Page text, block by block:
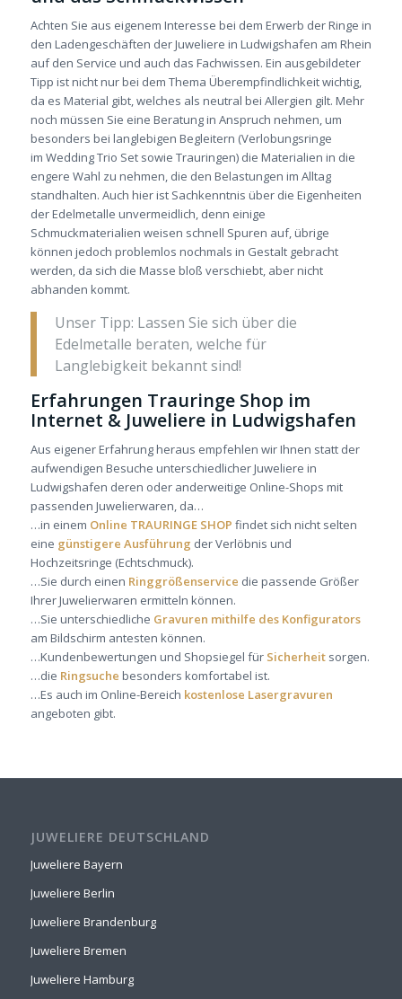
Achten Sie aus eigenem Interesse bei dem Erwerb der Ringe in
den Ladengeschäften der Juweliere in Ludwigshafen am Rhein
auf den Service und auch das Fachwissen. Ein ausgebildeter
Tipp ist nicht nur bei dem Thema Überempfindlichkeit wichtig,
da es Material gibt, welches als neutral bei Allergien gilt. Mehr
noch müssen Sie eine Beratung in Anspruch nehmen, um
besonders bei langlebigen Begleitern (Verlobungsringe
im Wedding Trio Set sowie Trauringen) die Materialien in die
engere Wahl zu nehmen, die den Belastungen im Alltag
standhalten. Auch hier ist Sachkenntnis über die Eigenheiten
der Edelmetalle unvermeidlich, denn einige
Schmuckmaterialien weisen schnell Spuren auf, übrige
können jedoch problemlos nochmals in Gestalt gebracht
werden, da sich die Masse bloß verschiebt, aber nicht
abhanden kommt.
Unser Tipp: Lassen Sie sich über die
Edelmetalle beraten, welche für
Langlebigkeit bekannt sind!
Erfahrungen Trauringe Shop im
Internet & Juweliere in Ludwigshafen
Aus eigener Erfahrung heraus empfehlen wir Ihnen statt der
aufwendigen Besuche unterschiedlicher Juweliere in
Ludwigshafen deren oder anderweitige Online-Shops mit
passenden Juwelierwaren, da…
…in einem Online TRAURINGE SHOP findet sich nicht selten
eine günstigere Ausführung der Verlöbnis und
Hochzeitsringe (Echtschmuck).
…Sie durch einen Ringgrößenservice die passende Größer
Ihrer Juwelierwaren ermitteln können.
…Sie unterschiedliche Gravuren mithilfe des Konfigurators
am Bildschirm antesten können.
…Kundenbewertungen und Shopsiegel für Sicherheitsorgen.
…die Ringsuche besonders komfortabel ist.
…Es auch im Online-Bereich kostenlose Lasergravuren
angeboten gibt.
JUWELIERE DEUTSCHLAND
Juweliere Bayern
Juweliere Berlin
Juweliere Brandenburg
Juweliere Bremen
Juweliere Hamburg